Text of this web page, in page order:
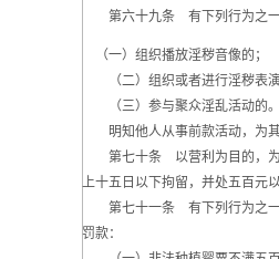
第六十九条 有下列行为之一
（一）组织播放淫秽音像的；
（二）组织或者进行淫秽表
（三）参与聚众淫乱活动的
明知他人从事前款活动，为其
第七十条 以营利为目的，为
上十五日以下拘留，并处五百元
第七十一条 有下列行为之一
罚款：